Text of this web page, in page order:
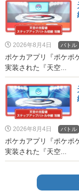
2026年8月4日 バトル
ポケカアプリ『ポケポ
実装された『天空...
2026年8月4日 バトル
ポケカアプリ『ポケポ
実装された『天空...